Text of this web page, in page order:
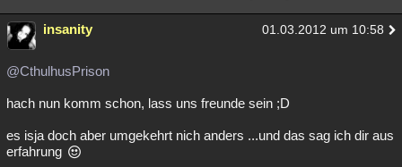
insanity 01.03.2012 um 10:58
@CthulhusPrison
hach nun komm schon, lass uns freunde sein ;D
es isja doch aber umgekehrt nich anders ...und das sag ich dir aus
erfahrung